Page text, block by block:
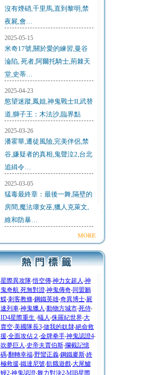
沒有煙硝,千里馬,直到黎明,禁
夜屍,會…
2025-05-15
米奇17號,關於愛的練習,曼谷
淪陷, 死者,阿爾托騎士,荊棘天
堂,史蒂…
2025-04-23
慾望迷蹤,鳳姐,神鬼戰士II,武替
道,獅子王：木法沙,臨界點
2025-03-26
潘霍華,遷徒風險,完美伴侶,禁
谷,嫌疑者的真相,鬼聲泣2,台北
追緝令…
2025-03-05
猛毒最終章：最後一舞,隔壁的
房間,魔法壞女巫,獵人克萊文,
維和防暴…
MORE
星際異攻隊‧悟空傳‧神力女超人 ‧神
鬼奇航 死無對證‧神鬼傳奇‧同盟鶼
鰈‧刺客教條‧鋼鐵英雄‧奇異博士‧屍
速列車‧神鬼獵人 ‧動物方城市‧死侍‧
ID4星際重生 ‧蟻人 ‧侏羅紀世界‧大
賣空‧美國隊長3‧做我的奴隸‧絕命救
援‧全面攻佔２ ‧金牌拳手‧神鬼認證4‧
吹夢巨人 ‧史帝夫賈伯斯‧攔截記憶
碼‧翻轉幸福‧野蠻正義‧鋼鐵麥斯‧終
極救援‧鐵達尼號‧飢餓遊戲‧大尾鱸
鰻2‧神鬼認證‧舞力對決2‧MIB星際